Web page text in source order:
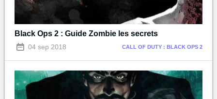
Black Ops 2 : Guide Zombie les secrets
04 sep 2018 CALL OF DUTY : BLACK OPS 2